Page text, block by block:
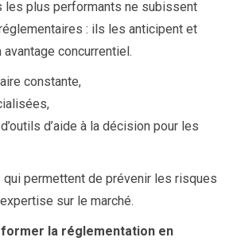
plus performants ne subissent
: ils les anticipent et
concurrentiel.
constante,
d’aide à la décision pour les
qui permettent de prévenir les risques
sur le marché.
la réglementation en